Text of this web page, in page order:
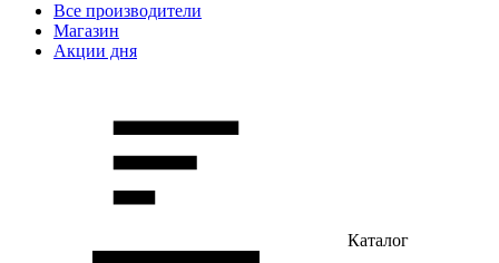
Все производители
Магазин
Акции дня
Каталог